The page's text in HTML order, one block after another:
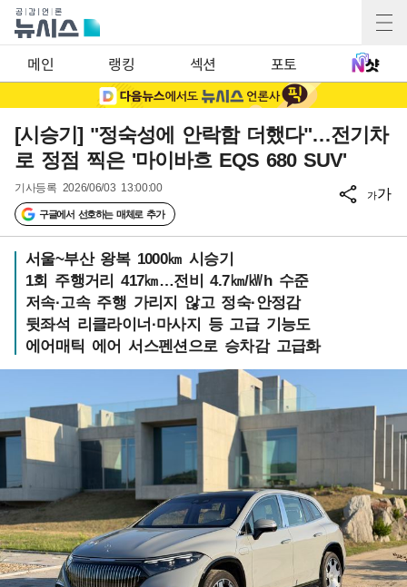
메인 랭킹 섹션 포토
[시승기] "정숙성에 안락함 더했다"…전기차
로 정점 찍은 '마이바흐 EQS 680 SUV'
기사등록 2026/06/03 13:00:00
구글에서 선호하는 매체로 추가
가가
서울~부산 왕복 1000㎞ 시승기
1회 주행거리 417㎞…전비 4.7㎞/㎾h 수준
저속·고속 주행 가리지 않고 정숙·안정감
뒷좌석 리클라이너·마사지 등 고급 기능도
에어매틱 에어 서스펜션으로 승차감 고급화